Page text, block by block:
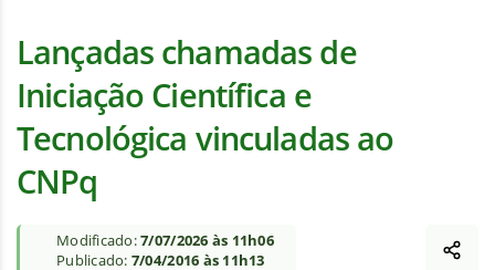
Lançadas chamadas de
Iniciação Científica e
Tecnológica vinculadas ao
CNPq
Modificado:7/07/2026 às 11h06
Publicado: 7/04/2016 às 11h13